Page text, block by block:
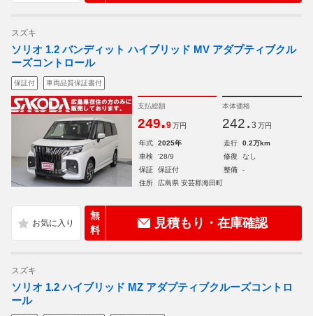
スズキ
ソリオ 1.2 バンディット ハイブリッド MV アダプティブクル
ーズコントロール
保証付 車両品質保証書付
支払総額
249.9 万円
本体価格
242. 3 万円
年式 2025年 走行
0.2万km
車検
'28/9 修復
なし
保証
保証付 整備
-
住所
広島県 安芸郡海田町
無
料
見積もり・在庫確認
スズキ
ソリオ 1.2 ハイブリッド MZ アダプティブクルーズコントロ
ール